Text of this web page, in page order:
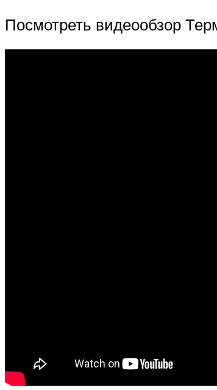
Посмотреть видеообзор